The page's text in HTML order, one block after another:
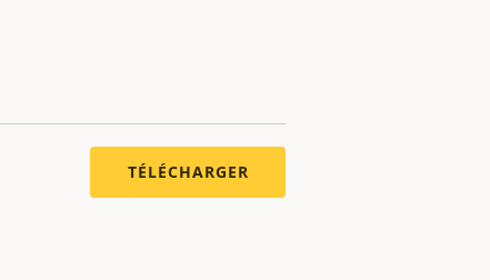
TÉLÉCHARGER